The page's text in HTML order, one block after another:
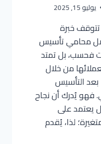
يوليو 15, 2025
خبرة
محامي تأسيس
فحسب، بل تمتد
من خلال
التأسيس
فهو يُدرك أن نجاح
يعتمد على
لذا، يُقدم